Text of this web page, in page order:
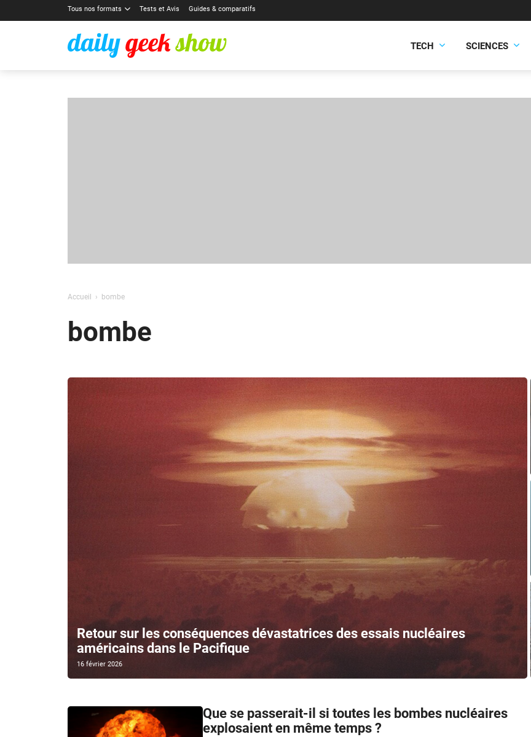
Tous nos formats Tests et Avis Guides & comparatifs
TECH SCIENCES
Accueil bombe
bombe
Retour sur les conséquences dévastatrices des essais nucléaires
américains dans le Pacifique
16 février 2026
Que se passerait-il si toutes les bombes nucléaires
explosaient en même temps ?